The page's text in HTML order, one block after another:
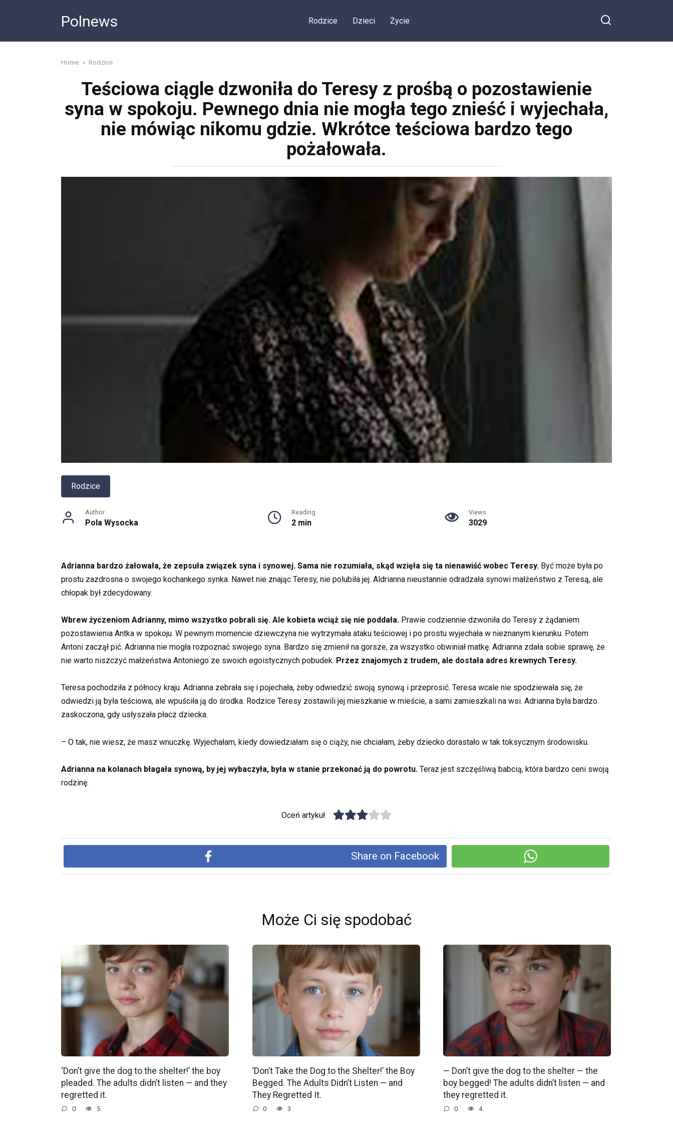
Polnews Rodzice Dzieci Życie
Home » Rodzice
Teściowa ciągle dzwoniła do Teresy z prośbą o pozostawienie
syna w spokoju. Pewnego dnia nie mogła tego znieść i wyjechała,
nie mówiąc nikomu gdzie. Wkrótce teściowa bardzo tego
pożałowała.
Rodzice
Author
Pola Wysocka
Reading
2 min
Views
3029
Adrianna bardzo żałowała, że zepsuła związek syna i synowej. Sama nie rozumiała, skąd wzięła się ta nienawiść wobec Teresy. Być może była po
prostu zazdrosna o swojego kochankego synka. Nawet nie znając Teresy, nie polubiła jej. Aldrianna nieustannie odradzała synowi małżeństwo z Teresą, ale
chłopak był zdecydowany.
Wbrew życzeniom Adrianny, mimo wszystko pobrali się. Ale kobieta wciąż się nie poddała. Prawie codziennie dzwoniła do Teresy z żądaniem
pozostawienia Antka w spokoju. W pewnym momencie dziewczyna nie wytrzymała ataku teściowej i po prostu wyjechała w nieznanym kierunku. Potem
Antoni zaczął pić. Adrianna nie mogła rozpoznać swojego syna. Bardzo się zmienił na gorsze, za wszystko obwiniał matkę. Adrianna zdała sobie sprawę, że
nie warto niszczyć małżeństwa Antoniego ze swoich egoistycznych pobudek. Przez znajomych z trudem, ale dostała adres krewnych Teresy.
Teresa pochodziła z północy kraju. Adrianna zebrała się i pojechała, żeby odwiedzić swoją synową i przeprosić. Teresa wcale nie spodziewała się, że
odwiedzi ją była teściowa, ale wpuściła ją do środka. Rodzice Teresy zostawili jej mieszkanie w mieście, a sami zamieszkali na wsi. Adrianna była bardzo
zaskoczona, gdy usłyszała płacz dziecka.
– O tak, nie wiesz, że masz wnuczkę. Wyjechałam, kiedy dowiedziałam się o ciąży, nie chciałam, żeby dziecko dorastało w tak toksycznym środowisku.
Adrianna na kolanach błagała synową, by jej wybaczyła, była w stanie przekonać ją do powrotu. Teraz jest szczęśliwą babcią, która bardzo ceni swoją
rodzinę.
Oceń artykuł
Share on Facebook
Może Ci się spodobać
‘Don’t give the dog to the shelter!’ the boy
pleaded. The adults didn’t listen — and they
regretted it.
0 5
’Don’t Take the Dog to the Shelter!’ the Boy
Begged. The Adults Didn’t Listen — and
They Regretted It.
0 3
— Don’t give the dog to the shelter — the
boy begged! The adults didn’t listen — and
they regretted it.
0 4